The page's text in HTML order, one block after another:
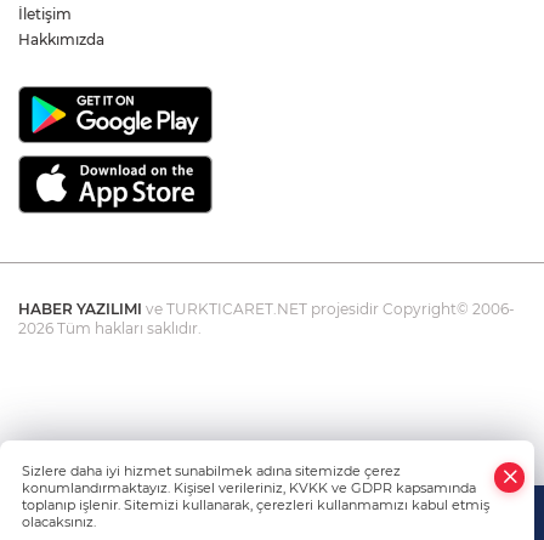
İletişim
Hakkımızda
HABER YAZILIMI ve TURKTICARET.NET projesidir Copyright© 2006-
2026 Tüm hakları saklıdır.
Sizlere daha iyi hizmet sunabilmek adına sitemizde çerez
konumlandırmaktayız. Kişisel verileriniz, KVKK ve GDPR kapsamında
toplanıp işlenir. Sitemizi kullanarak, çerezleri kullanmamızı kabul etmiş
olacaksınız.